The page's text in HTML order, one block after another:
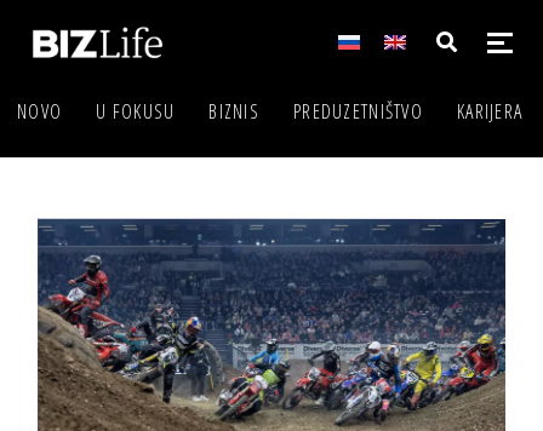
NOVO U FOKUSU BIZNIS PREDUZETNIŠTVO KARIJERA